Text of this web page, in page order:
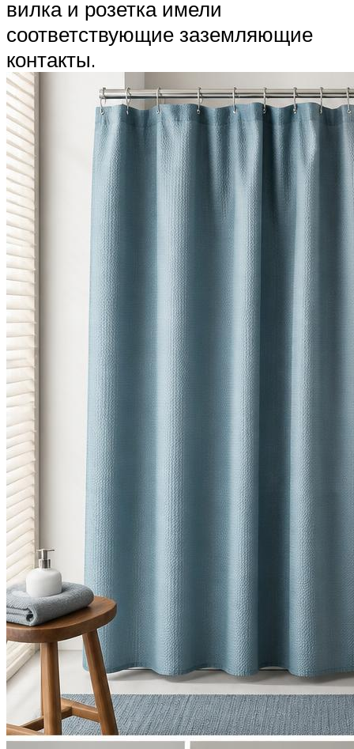
вилка и розетка имели
соответствующие заземляющие
контакты.